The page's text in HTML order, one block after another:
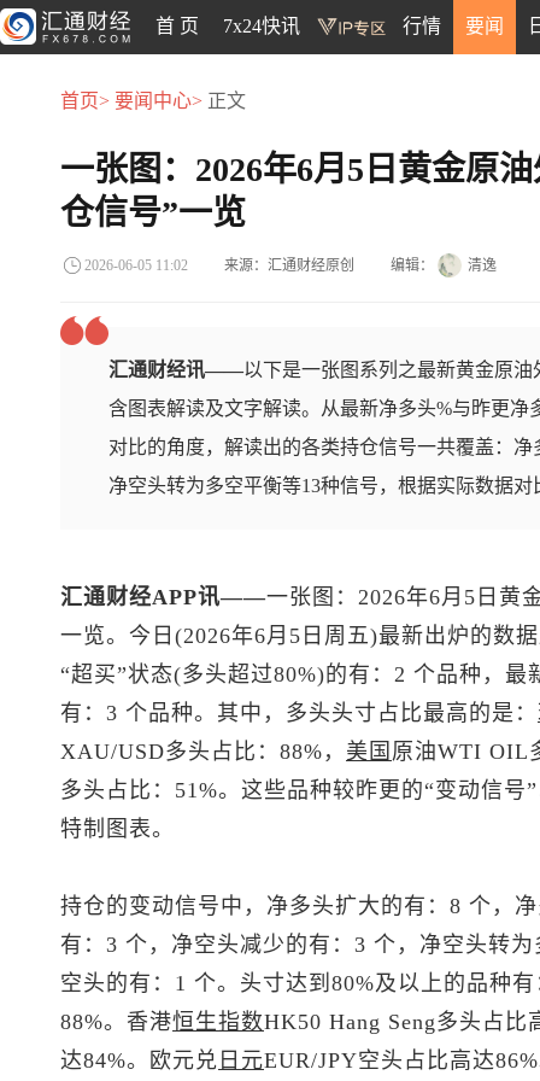
首 页 7x24快讯 行情 要闻
首页> 要闻中心> 正文
一张图：2026年6月5日黄金原
仓信号”一览
2026-06-05 11:02 来源：汇通财经原创 编辑： 清逸
汇通财经讯——以下是一张图系列之最新黄金原
含图表解读及文字解读。从最新净多头%与昨更
对比的角度，解读出的各类持仓信号一共覆盖：
净空头转为多空平衡等13种信号，根据实际数据
汇通财经APP讯——一张图：2026年6月5日黄
一览。今日(2026年6月5日周五)最新出炉的数
“超买”状态(多头超过80%)的有：2 个品种，
有：3 个品种。其中，多头头寸占比最高的是：
XAU/USD多头占比：88%， 美国 原油WTI OIL
多头占比：51%。这些品种较昨更的“变动信
特制图表。
持仓的变动信号中，净多头扩大的有：8 个，
有：3 个，净空头减少的有：3 个，净空头转
空头的有：1 个。头寸达到80%及以上的品种有
88%。香港恒生指数HK50 Hang Seng多头占比
达84%。欧元兑 日元EUR/JPY空头占比高达